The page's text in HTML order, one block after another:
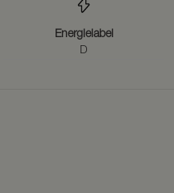
Energielabel
D